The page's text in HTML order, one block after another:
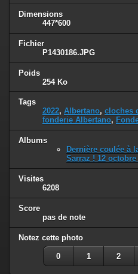
Dimensions
447*600
Fichier
P1430186.JPG
Poids
254 Ko
Tags
2022, Albertano, cloches
fonderie Albertano,
Albums
Dernière coulée à
Sarraz ! 12 octobre
Visites
6208
Score
pas de note
Notez cette photo
0 1 2